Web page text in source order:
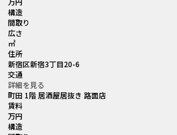
構造
間取り
広さ
㎡
住所
新宿区新宿3丁目20-6
交通
詳細を見る
町田 1階 居酒屋居抜き 路面店
賃料
万円
構造